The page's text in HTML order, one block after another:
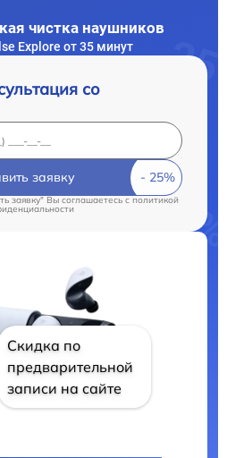
чистка наушников
Explore от 35 минут
со
заявку
заявку" Вы соглашаетесь cполитикой
Скидка по
предварительной
записи на сайте